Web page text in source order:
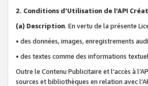
2. Conditions d'Utilisation de l’API
(a) Description. En vertu de la présente
• des données, images, enregistrements
• des textes comme des informations
Outre le Contenu Publicitaire et l'accès à
sources et bibliothèques en relation avec